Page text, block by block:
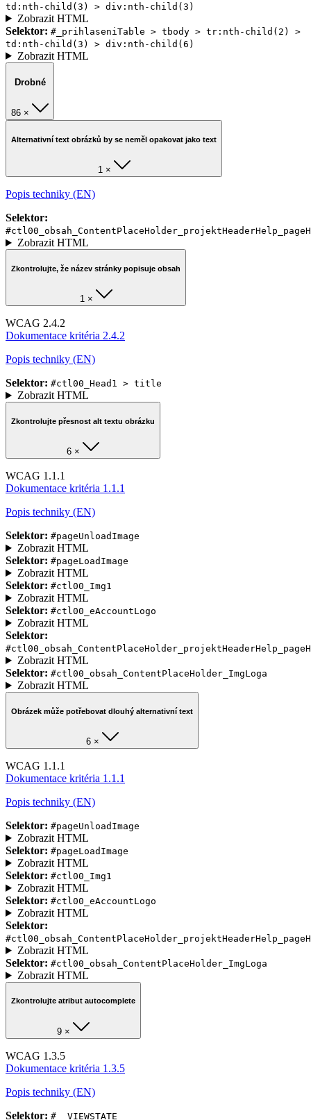
td:nth-child(3) > div:nth-child(3)
Zobrazit HTML
Selektor: #_prihlaseniTable > tbody > tr:nth-child(2) >
td:nth-child(3) > div:nth-child(6)
Zobrazit HTML
Drobné
86 ×
Alternativní text obrázků by se neměl opakovat jako text
1 ×
Popis techniky (EN)
Selektor:
Zobrazit HTML
Zkontrolujte, že název stránky popisuje obsah
1 ×
WCAG 2.4.2
Dokumentace kritéria 2.4.2
Popis techniky (EN)
Selektor: #ctl00_Head1 > title
Zobrazit HTML
Zkontrolujte přesnost alt textu obrázku
6 ×
WCAG 1.1.1
Dokumentace kritéria 1.1.1
Popis techniky (EN)
Selektor: #pageUnloadImage
Zobrazit HTML
Selektor: #pageLoadImage
Zobrazit HTML
Selektor: #ctl00_Img1
Zobrazit HTML
Selektor: #ctl00_eAccountLogo
Zobrazit HTML
Selektor:
Zobrazit HTML
Selektor: #ctl00_obsah_ContentPlaceHolder_ImgLoga
Zobrazit HTML
Obrázek může potřebovat dlouhý alternativní text
6 ×
WCAG 1.1.1
Dokumentace kritéria 1.1.1
Popis techniky (EN)
Selektor: #pageUnloadImage
Zobrazit HTML
Selektor: #pageLoadImage
Zobrazit HTML
Selektor: #ctl00_Img1
Zobrazit HTML
Selektor: #ctl00_eAccountLogo
Zobrazit HTML
Selektor:
Zobrazit HTML
Selektor: #ctl00_obsah_ContentPlaceHolder_ImgLoga
Zobrazit HTML
Zkontrolujte atribut autocomplete
9 ×
WCAG 1.3.5
Dokumentace kritéria 1.3.5
Popis techniky (EN)
Selektor: #__VIEWSTATE